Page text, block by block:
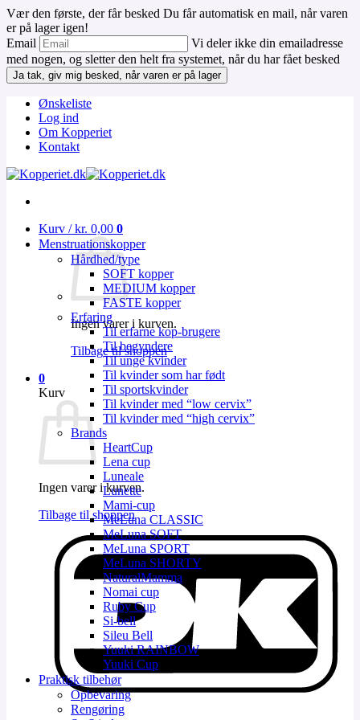
Vær den første, der får besked Du får automatisk en mail, når varen
er på lager igen!
Email
Vi deler ikke din emailadresse
med nogen, og sletter den helt fra systemet, når du har fået besked
Ja tak, giv mig besked, når varen er på lager
indhold
Ønskeliste
Log ind
Om Kopperiet
Kontakt
Kurv /kr. 0,00 0
Ingen varer i kurven.
Tilbage til shoppen
0
Kurv
Ingen varer i kurven.
Tilbage til shoppen
Menstruationskopper
Hårdhed/type
SOFT kopper
MEDIUM kopper
FASTE kopper
Erfaring
Til erfarne kop-brugere
Til begyndere
Til unge kvinder
Til kvinder som har født
Til sportskvinder
Til kvinder med “low cervix”
Til kvinder med “high cervix”
Brands
HeartCup
Lena cup
Luneale
Lunette
Mami-cup
MeLuna CLASSIC
MeLuna SOFT
MeLuna SPORT
MeLuna SHORTY
NaturalMamma
Nomai cup
Ruby Cup
Si-bell
Sileu Bell
Yuuki RAINBOW
Yuuki Cup
Praktisk tilbehør
Opbevaring
Rengøring